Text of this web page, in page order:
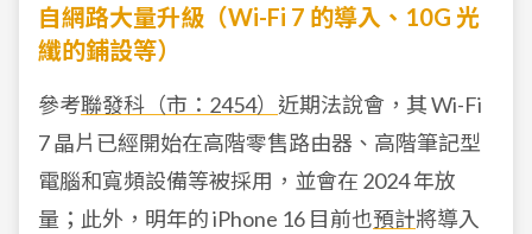
自網路大量升級（Wi-Fi 7 的導入、10G 光
纖的鋪設等）
參考聯發科（市：2454） 近期法說會，其 Wi-Fi
7 晶片已經開始在高階零售路由器、高階筆記型
電腦和寬頻設備等被採用，並會在 2024 年放
量；此外，明年的 iPhone 16 目前也預計將導入